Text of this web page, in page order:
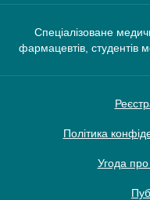
Спеціалізоване
фармацевтів, студентів
Політика
Угода